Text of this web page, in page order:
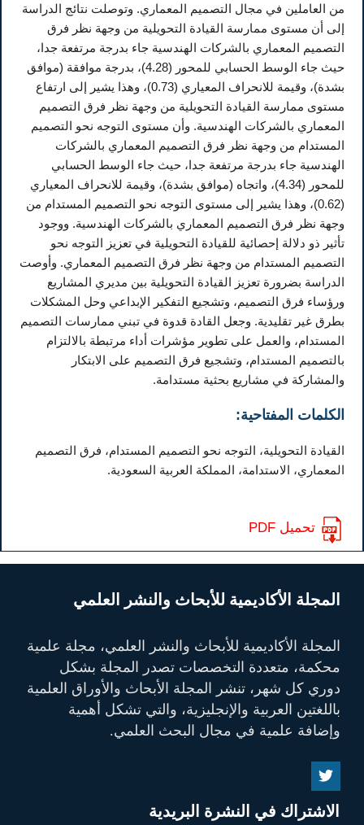
من العاملين في مجال التصميم المعماري. وتوصلت نتائج الدراسة
إلى أن مستوى ممارسة القيادة التحويلية من وجهة نظر فرق
التصميم المعماري بالشركات الهندسية جاء بدرجة مرتفعة جدا،
حيث جاء الوسط الحسابي للمحور (4.28)، بدرجة موافقة (موافق
بشدة)، وقيمة للانحراف المعياري (0.73)، وهذا يشير إلى ارتفاع
مستوى ممارسة القيادة التحويلية من وجهة نظر فرق التصميم
المعماري بالشركات الهندسية. وأن مستوى التوجه نحو التصميم
المستدام من وجهة نظر فرق التصميم المعماري بالشركات
الهندسية جاء بدرجة مرتفعة جدا، حيث جاء الوسط الحسابي
للمحور (4.34)، واتجاه (موافق بشدة)، وقيمة للانحراف المعياري
(0.62)، وهذا يشير إلى مستوى التوجه نحو التصميم المستدام من
وجهة نظر فرق التصميم المعماري بالشركات الهندسية. ووجود
تأثير ذو دلالة إحصائية للقيادة التحويلية في تعزيز التوجه نحو
التصميم المستدام من وجهة نظر فرق التصميم المعماري. وأوصت
الدراسة بضرورة تعزيز القيادة التحويلية بين مديري المشاريع
ورؤساء فرق التصميم، وتشجيع التفكير الإبداعي وحل المشكلات
بطرق غير تقليدية. وجعل القادة قدوة في تبني ممارسات التصميم
المستدام، والعمل على تطوير مؤشرات أداء مرتبطة بالالتزام
بالتصميم المستدام، وتشجيع فرق التصميم على الابتكار
والمشاركة في مشاريع بحثية مستدامة.
الكلمات المفتاحية:
القيادة التحويلية، التوجه نحو التصميم المستدام، فرق التصميم
المعماري، الاستدامة، المملكة العربية السعودية.
تحميل PDF
المجلة الأكاديمية للأبحاث والنشر العلمي
المجلة الأكاديمية للأبحاث والنشر العلمي، مجلة علمية
محكمة، متعددة التخصصات تصدر المجلة بشكل
دوري كل شهر، تنشر المجلة الأبحاث والأوراق العلمية
باللغتين العربية والإنجليزية، والتي تشكل أهمية
وإضافة علمية في مجال البحث العلمي.
الاشتراك في النشرة البريدية